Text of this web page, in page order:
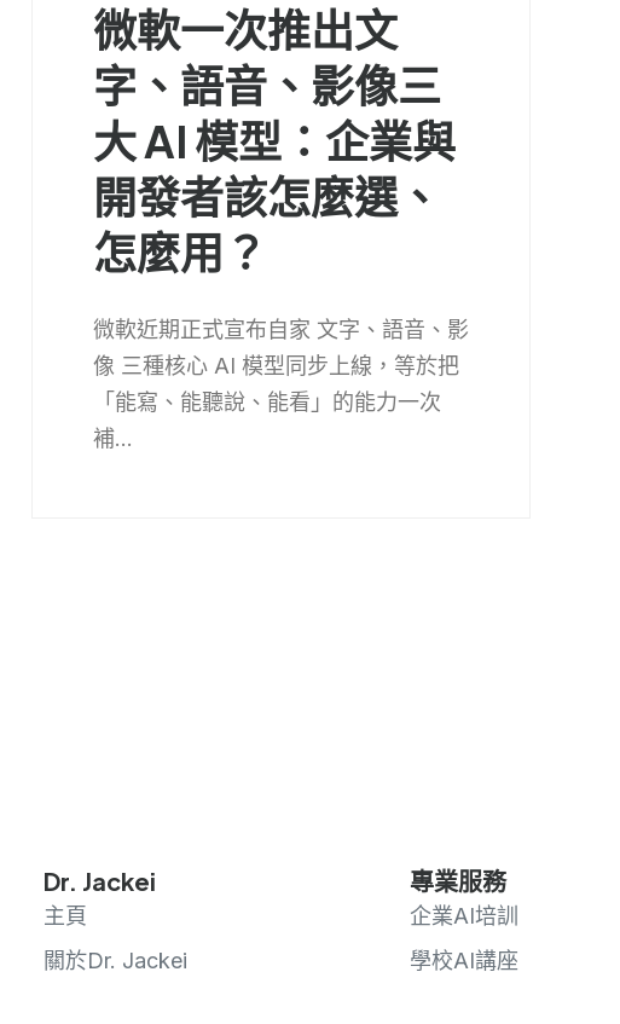
微軟一次推出文
字、語音、影像三
大 AI 模型：企業與
開發者該怎麼選、
怎麼用？
微軟近期正式宣布自家 文字、語音、影
像 三種核心 AI 模型同步上線，等於把
「能寫、能聽說、能看」的能力一次
補...
Dr. Jackei
主頁
關於Dr. Jackei
專業服務
企業AI培訓
學校AI講座